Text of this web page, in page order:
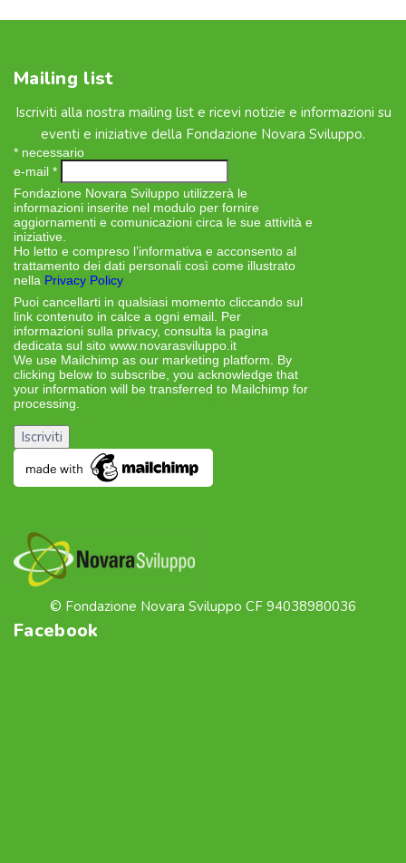
Mailing list
Iscriviti alla nostra mailing list e ricevi notizie e informazioni su
eventi e iniziative della Fondazione Novara Sviluppo.
* necessario
e-mail *
Fondazione Novara Sviluppo utilizzerà le
informazioni inserite nel modulo per fornire
aggiornamenti e comunicazioni circa le sue attività e
iniziative.
Ho letto e compreso l’informativa e acconsento al
trattamento dei dati personali così come illustrato
nella Privacy Policy
Puoi cancellarti in qualsiasi momento cliccando sul
link contenuto in calce a ogni email. Per
informazioni sulla privacy, consulta la pagina
dedicata sul sito www.novarasviluppo.it
We use Mailchimp as our marketing platform. By
clicking below to subscribe, you acknowledge that
your information will be transferred to Mailchimp for
processing.
© Fondazione Novara Sviluppo CF 94038980036
Facebook